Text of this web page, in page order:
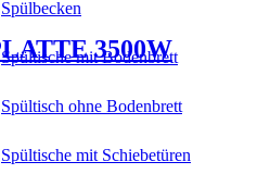
Spülbecken
Spültische mit Bodenbrett
Spültisch ohne Bodenbrett
Spültische mit Schiebetüren
3500W